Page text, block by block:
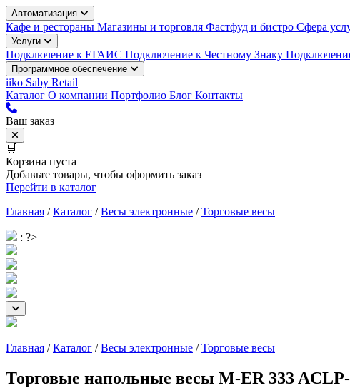
Автоматизация
Кафе и рестораны Магазины и торговля Фастфуд и бистро Сфера
Услуги
Подключение к ЕГАИС Подключение к Честному Знаку
Программное обеспечение
iiko Saby Retail
Каталог О компании Портфолио Блог Контакты
Ваш заказ
🛒
Корзина пуста
Добавьте товары, чтобы оформить заказ
Перейти в каталог
Главная /Каталог /Весы электронные /Торговые весы
: ?>
Главная /Каталог /Весы электронные /Торговые весы
Торговые напольные весы M-ER 333